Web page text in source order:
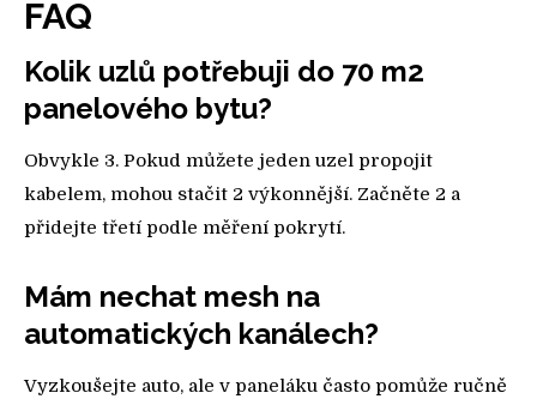
FAQ
Kolik uzlů potřebuji do 70 m2
panelového bytu?
Obvykle 3. Pokud můžete jeden uzel propojit
kabelem, mohou stačit 2 výkonnější. Začněte 2 a
přidejte třetí podle měření pokrytí.
Mám nechat mesh na
automatických kanálech?
Vyzkoušejte auto, ale v paneláku často pomůže ručně